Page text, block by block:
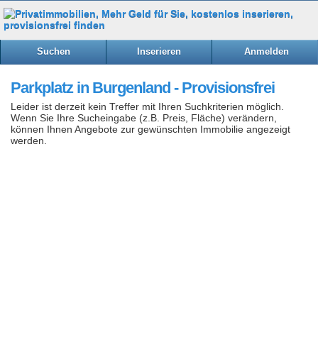
Suchen Inserieren Anmelden
Parkplatz in Burgenland - Provisionsfrei
Leider ist derzeit kein Treffer mit Ihren Suchkriterien möglich.
Wenn Sie Ihre Sucheingabe (z.B. Preis, Fläche) verändern,
können Ihnen Angebote zur gewünschten Immobilie angezeigt
werden.